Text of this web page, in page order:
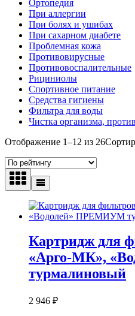
Ортопедия
При аллергии
При болях и ушибах
При сахарном диабете
Проблемная кожа
Противовирусные
Противовоспалительные
Рициниолы
Спортивное питание
Средства гигиены
Фильтра для воды
Чистка организма,
Отображение 1–12 из 26
Картридж для
«Арго-МК»,
турмалиновый
2 946 ₽